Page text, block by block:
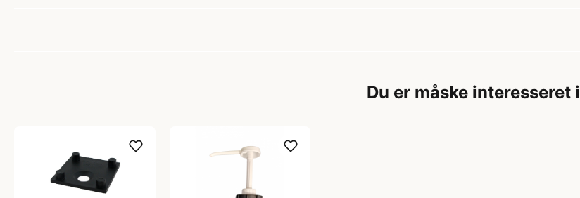
Du er måske interesseret i